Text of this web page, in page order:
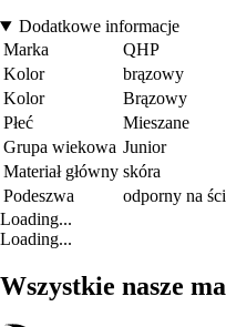
Dodatkowe informacje
Marka
QHP
Kolor
brązowy
Kolor
Brązowy
Płeć
Mieszane
Grupa wiekowa Junior
Materiał główny skóra
Podeszwa
odporny na
Loading...
Loading...
Wszystkie nasze